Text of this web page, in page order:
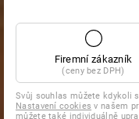
Firemní zákazník
(ceny bez DPH)
Svůj souhlas můžete kdykoli
Nastavení cookies v našem
můžete také individuálně